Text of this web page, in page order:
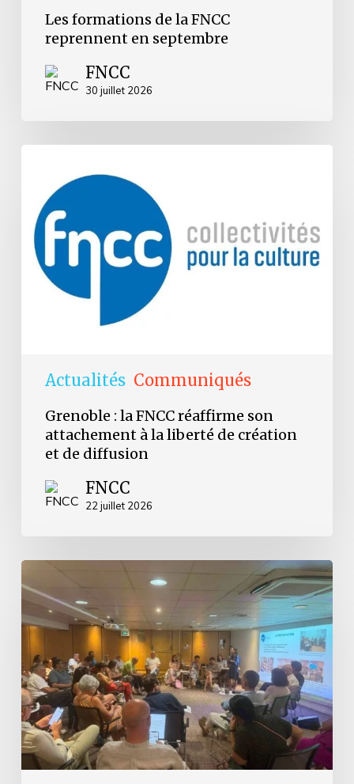
Les formations de la FNCC
reprennent en septembre
FNCC
30 juillet 2026
Actualités Communiqués
FNCC
réaffirme
son
attachement
diffusion
Grenoble : la FNCC réaffirme son
attachement à la liberté de création
et de diffusion
FNCC
22 juillet 2026
Retour
sur
les
Journées
d’Avignon
2026
accueillir
les
nouveaux
élu.es,
partager
les
expériences